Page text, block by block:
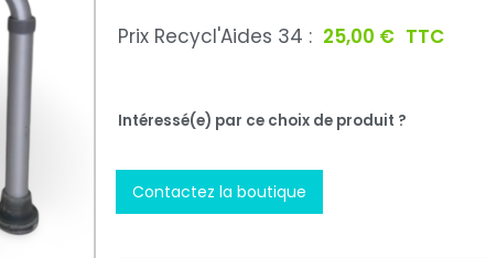
Prix Recycl'Aides 34 : 25,00 € TTC
Intéressé(e) par ce choix de produit ?
Contactez la boutique